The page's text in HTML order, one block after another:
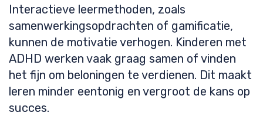
Interactieve leermethoden, zoals
samenwerkingsopdrachten of gamificatie,
kunnen de motivatie verhogen. Kinderen met
ADHD werken vaak graag samen of vinden
het fijn om beloningen te verdienen. Dit maakt
leren minder eentonig en vergroot de kans op
succes.